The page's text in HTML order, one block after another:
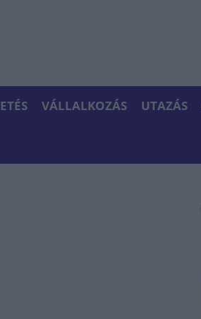
VÁLLALKOZÁS UTAZÁS